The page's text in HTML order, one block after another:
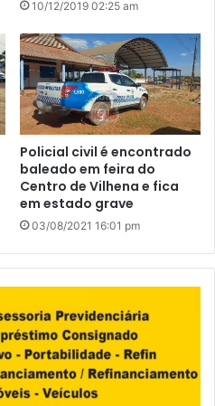
10/12/2019 02:25 am
Policial civil é encontrado
baleado em feira do
Centro de Vilhena e fica
em estado grave
03/08/2021 16:01 pm